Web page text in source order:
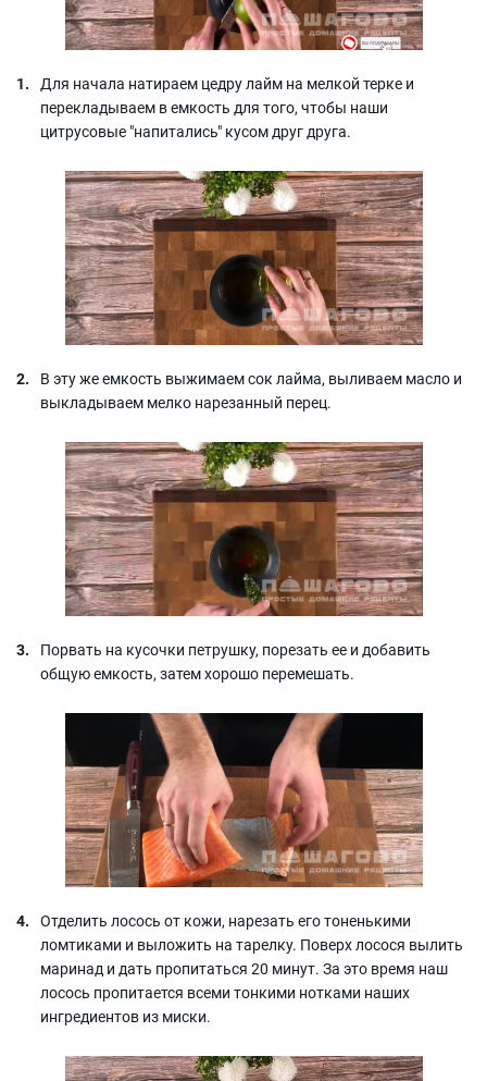
Для начала натираем цедру лайм на мелкой терке и
перекладываем в емкость для того, чтобы наши
цитрусовые "напитались" кусом друг друга.
В эту же емкость выжимаем сок лайма, выливаем масло и
выкладываем мелко нарезанный перец.
Порвать на кусочки петрушку, порезать ее и добавить
общую емкость, затем хорошо перемешать.
Отделить лосось от кожи, нарезать его тоненькими
ломтиками и выложить на тарелку. Поверх лосося вылить
маринад и дать пропитаться 20 минут. За это время наш
лосось пропитается всеми тонкими нотками наших
ингредиентов из миски.